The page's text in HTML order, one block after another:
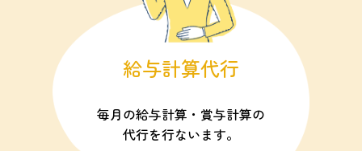
給与計算代行
毎月の給与計算・賞与計算の
代行を行ないます。